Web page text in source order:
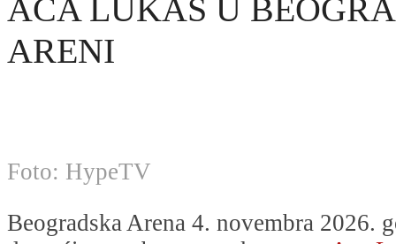
ACA LUKAS U
ARENI
Foto: HypeTV
Beogradska Arena 4. novembra 2026.